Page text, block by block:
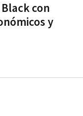
con
y